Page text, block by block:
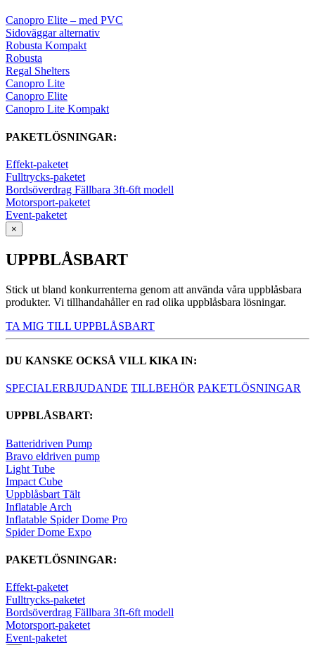
Canopro Elite – med PVC
Sidoväggar alternativ
Robusta Kompakt
Robusta
Regal Shelters
Canopro Lite
Canopro Elite
Canopro Lite Kompakt
PAKETLÖSNINGAR:
Effekt-paketet
Fulltrycks-paketet
Bordsöverdrag Fällbara 3ft-6ft modell
Motorsport-paketet
Event-paketet
×
UPPBLÅSBART
Stick ut bland konkurrenterna genom att använda våra uppblåsbara
produkter. Vi tillhandahåller en rad olika uppblåsbara lösningar.
TA MIG TILL UPPBLÅSBART
DU KANSKE OCKSÅ VILL KIKA IN:
SPECIALERBJUDANDE TILLBEHÖR PAKETLÖSNINGAR
UPPBLÅSBART:
Batteridriven Pump
Bravo eldriven pump
Light Tube
Impact Cube
Uppblåsbart Tält
Inflatable Arch
Inflatable Spider Dome Pro
Spider Dome Expo
PAKETLÖSNINGAR:
Effekt-paketet
Fulltrycks-paketet
Bordsöverdrag Fällbara 3ft-6ft modell
Motorsport-paketet
Event-paketet